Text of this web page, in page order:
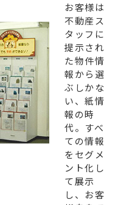
お客様は
不動産ス
タッフに
提示され
た物件情
報から選
ぶしかな
い、紙情
報の時
代。すべ
ての情報
をセグメ
ント化し
て展示
し、お客